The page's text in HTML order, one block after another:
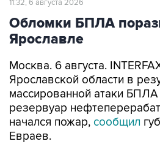
11:32, 6 августа 2026
Обломки БПЛА
Ярославле
Москва. 6 августа.
Ярославской области в
массированной атаки
резервуар
начался пожар, сообщил
Евраев.